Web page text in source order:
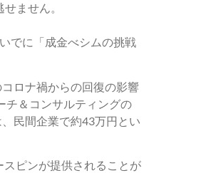
ません。
でに「成金べシムの挑戦
ロナ禍からの回復の影響
チ＆コンサルティングの
民間企業で約43万円とい
ピンが提供されることが